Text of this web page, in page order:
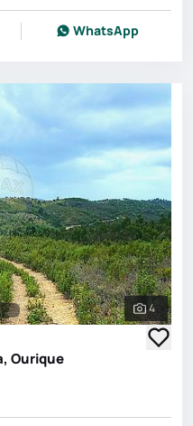
WhatsApp
Ver
4
Ourique